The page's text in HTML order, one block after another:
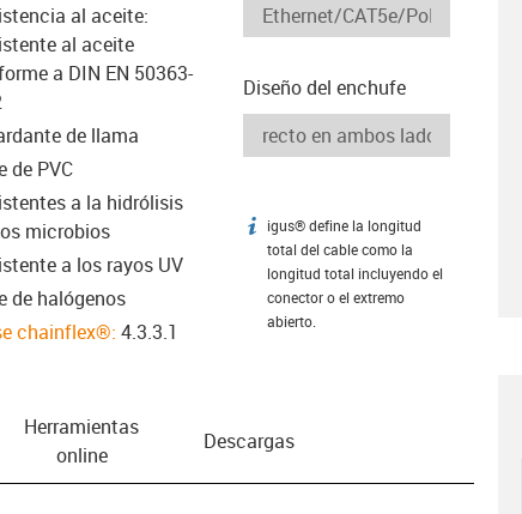
al aceite:
al aceite
a DIN EN 50363-
de llama
de PVC
a la hidrólisis
microbios
a los rayos UV
de halógenos
chainflex®: 4.3.3.1
Diseño del enchufe
igus-icon-info
igus® define la longitud
total del cable como la
longitud total incluyendo el
conector o el extremo
abierto.
Herramientas
online
Descargas